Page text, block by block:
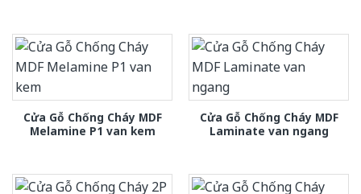
Cửa Gỗ Chống Cháy MDF
Melamine P1 van kem
Cửa Gỗ Chống Cháy MDF
Laminate van ngang